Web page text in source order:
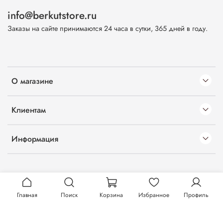
О магазине
Клиентам
Информация
info@berkutstore.ru
Заказы на сайте принимаются 24 часа в сутки, 365 дней в году.
Главная Поиск Корзина Избранное Профиль